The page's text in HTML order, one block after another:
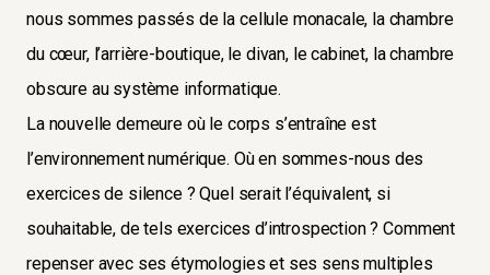
nous sommes passés de la cellule monacale, la chambre
du cœur, l’arrière-boutique, le divan, le cabinet, la chambre
obscure au système informatique.
La nouvelle demeure où le corps s’entraîne est
l’environnement numérique. Où en sommes-nous des
exercices de silence ? Quel serait l’équivalent, si
souhaitable, de tels exercices d’introspection ? Comment
repenser avec ses étymologies et ses sens multiples